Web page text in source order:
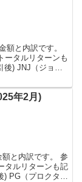
額と内訳です。
ータルリターンも
後) JNJ（ジョン
年2月)
と内訳です。 参
タルリターンも記
) PG（プロクタ